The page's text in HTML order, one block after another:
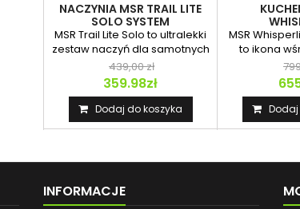
NACZYNIA MSR TRAIL LITE
SOLO SYSTEM
MSR Trail Lite Solo to ultralekki
zestaw naczyń dla samotnych
wędrowców i...
439,00 zł
359.98zł
Dodaj do koszyka
MSR
to ikona
INFORMACJE